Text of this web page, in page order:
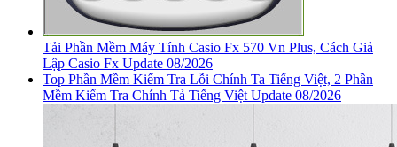
Tải Phần Mềm Máy Tính Casio Fx 570 Vn Plus, Cách Giả
Lập Casio Fx Update 08/2026
Top Phần Mềm Kiểm Tra Lỗi Chính Ta Tiếng Việt, 2 Phần
Mềm Kiểm Tra Chính Tả Tiếng Việt Update 08/2026